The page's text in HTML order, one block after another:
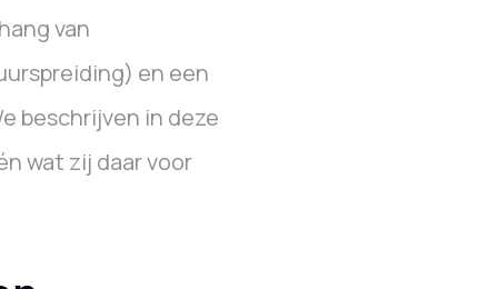
van
en een
beschrijven in deze
wat zij daar voor